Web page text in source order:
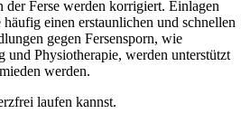
der Ferse werden korrigiert. Einlagen
einen erstaunlichen und schnellen
gegen Fersensporn, wie
und Physiotherapie, werden unterstützt
werden.
laufen kannst.